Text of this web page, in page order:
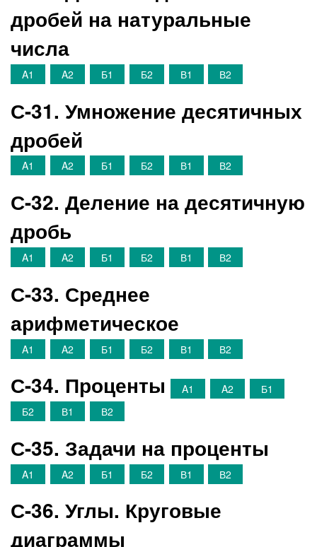
дробей на натуральные
числа
A1 A2 Б1 Б2 В1 В2
С-31. Умножение десятичных
дробей
A1 A2 Б1 Б2 В1 В2
С-32. Деление на десятичную
дробь
A1 A2 Б1 Б2 В1 В2
С-33. Среднее
арифметическое
A1 A2 Б1 Б2 В1 В2
С-34. Проценты A1 A2
Б1
Б2
В1 В2
С-35. Задачи на проценты
A1 A2 Б1 Б2 В1 В2
С-36. Углы. Круговые
диаграммы